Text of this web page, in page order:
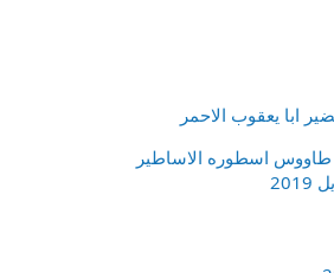
ابا يعقوب الاحمر
طاووس اسطوره الاساطير